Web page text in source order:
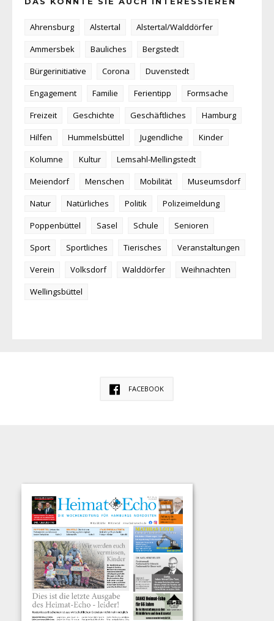
Ahrensburg Alstertal
Alstertal/Walddörfer
Ammersbek
Bauliches
Bergstedt
Bürgerinitiative
Corona
Duvenstedt
Engagement
Familie Ferientipp
Formsache
Freizeit
Geschichte Geschäftliches
Hamburg
Hilfen
Hummelsbüttel Jugendliche
Kinder
Kolumne
Kultur
Lemsahl-Mellingstedt
Meiendorf
Menschen Mobilität
Museumsdorf
Natur
Natürliches Politik
Polizeimeldung
Poppenbüttel
Sasel Schule
Senioren
Sport
Sportliches Tierisches
Veranstaltungen
Verein
Volksdorf Walddörfer
Weihnachten
Wellingsbüttel
FACEBOOK